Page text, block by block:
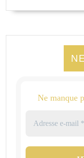
Ne manque